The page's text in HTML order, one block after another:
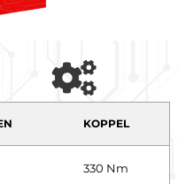
KOPPEL
330 Nm